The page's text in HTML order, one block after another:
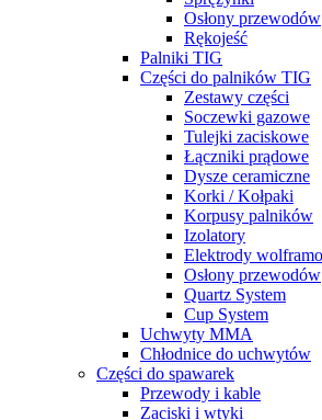
Osłony przewodów
Rękojeść
Palniki TIG
Części do palników TIG
Zestawy części
Soczewki gazowe
Tulejki zaciskowe
Łączniki prądowe
Dysze ceramiczne
Korki / Kołpaki
Korpusy palników
Izolatory
Elektrody
Osłony przewodów
Quartz System
Cup System
Uchwyty MMA
Chłodnice do uchwytów
Części do spawarek
Przewody i kable
Zaciski i wtyki